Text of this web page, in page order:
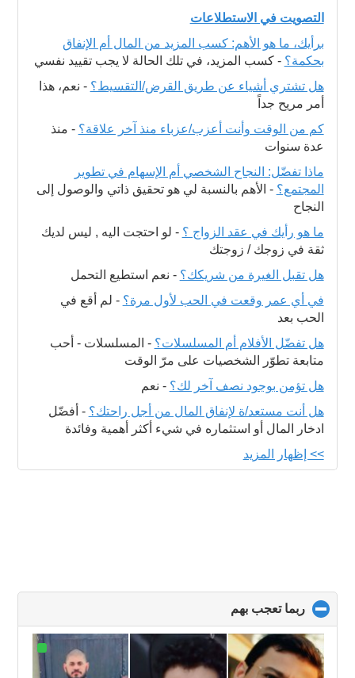
collapse
التصويت في الاستطلاعات
برأيك، ما هو الأهم: كسب المزيد من المال أم الإنفاق
بحكمة؟ -كسب المزيد، في تلك الحالة لا يجب تقييد نفسي
هل تشتري أشياء عن طريق القرض/التقسيط؟ - نعم، هذا
أمر مريح جداً
كم من الوقت وأنت أعزب/عزباء منذ آخر علاقة؟ - منذ
عدة سنوات
ماذا تفضّل: النجاح الشخصي أم الإسهام في تطوير
المجتمع؟ - الأهم بالنسبة لي هو تحقيق ذاتي والوصول إلى
النجاح
ما هو رأيك في عقد الزواج ؟ - لو احتجت اليه , ليس لديك
ثقة في زوجك / زوجتك
هل تقبل الغيرة من شريكك؟ - نعم استطيع التحمل
في أي عمر وقعت في الحب لأول مرة؟ - لم أقع في
الحب بعد
هل تفضّل الأفلام أم المسلسلات؟ - المسلسلات - أحب
متابعة تطوّر الشخصيات على مرّ الوقت
هل تؤمن بوجود نصف آخر لك؟ - نعم
هل أنت مستعد/ة لإنفاق المال من أجل راحتك؟ - أفضّل
ادخار المال أو استثماره في شيء أكثر أهمية وفائدة
>> إظهار المزيد
ربما تعجب بهم
to
collapse
contents